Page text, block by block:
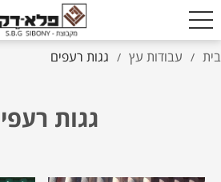
בית / עבודות עץ / גגות רעפים
גגות